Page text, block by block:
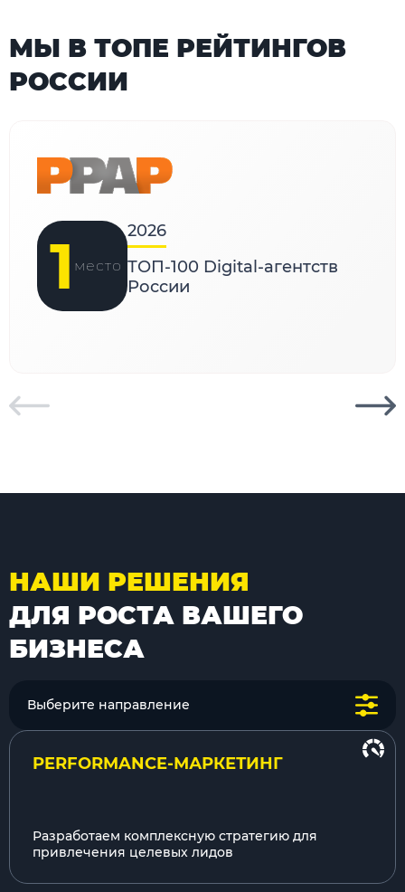
МЫ В ТОПЕ РЕЙТИНГОВ
РОССИИ
1 место
2026
ТОП-100 Digital-агентств
России
НАШИ РЕШЕНИЯ
ДЛЯ РОСТА ВАШЕГО
БИЗНЕСА
Выберите направление
PERFORMANCE-МАРКЕТИНГ
Разработаем комплексную стратегию для
привлечения целевых лидов